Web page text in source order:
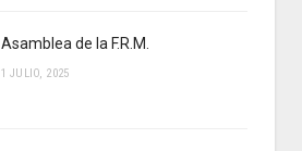
Asamblea de la F.R.M.
1 JULIO, 2025